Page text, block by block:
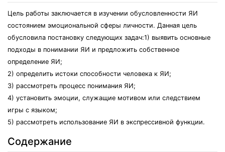
Цель работы заключается в изучении обусловленности ЯИ
состоянием эмоциональной сферы личности. Данная цель
обусловила постановку следующих задач:1) выявить основные
подходы в понимании ЯИ и предложить собственное
определение ЯИ;
2) определить истоки способности человека к ЯИ;
3) рассмотреть процесс понимания ЯИ;
4) установить эмоции, служащие мотивом или следствием
игры с языком;
5) рассмотреть использование ЯИ в экспрессивной функции.
Содержание